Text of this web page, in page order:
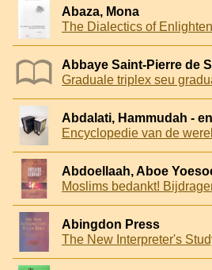
Abaza, Mona
Abbaye Saint-Pierre de
Abdalati, Hammudah -
Abingdon Press